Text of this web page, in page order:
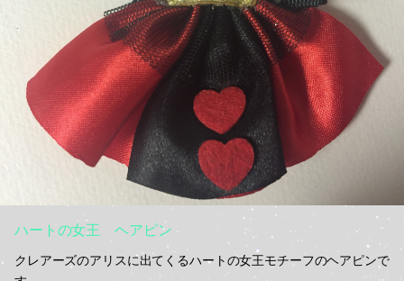
ハートの女王 ヘアピン
クレアーズのアリスに出てくるハートの女王モチーフのヘアピンで